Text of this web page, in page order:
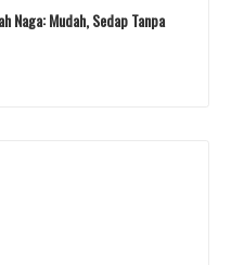
Naga: Mudah, Sedap Tanpa